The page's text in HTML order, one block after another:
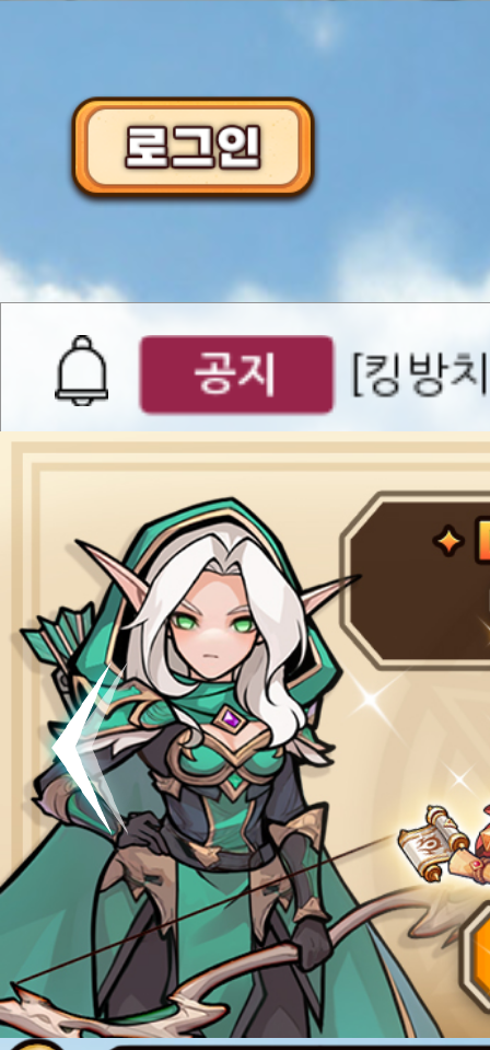
이벤트
07월
공지 [킹방
공지 [킹방
공지 [킹방
공지 [킹방
이벤트
[갤럭
이벤트​​
서버오픈 07월